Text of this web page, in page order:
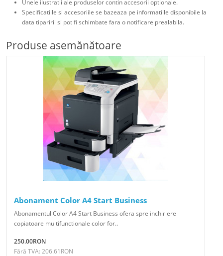
Unele ilustratii ale produselor contin accesorii optionale.
Specificatiile si accesoriile se bazeaza pe informatiile disponibile la
data tiparirii si pot fi schimbate fara o notificare prealabila.
Produse asemănătoare
Abonament Color A4 Start Business
Abonamentul Color A4 Start Business ofera spre inchiriere
copiatoare multifunctionale color for..
250.00RON
Fără TVA: 206.61RON